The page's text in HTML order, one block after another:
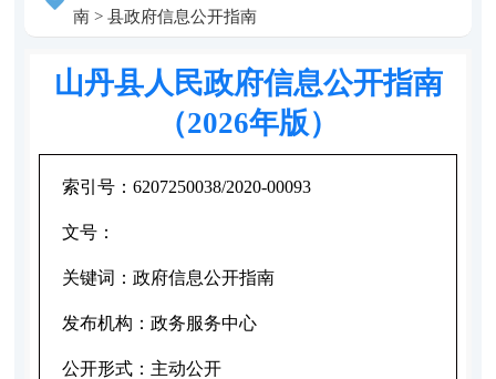
南> 县政府信息公开指南
山丹县人民政府信息公开指南
（2026年版）
索引号： 6207250038/2020-00093
文号：
关键词： 政府信息公开指南
发布机构： 政务服务中心
公开形式： 主动公开